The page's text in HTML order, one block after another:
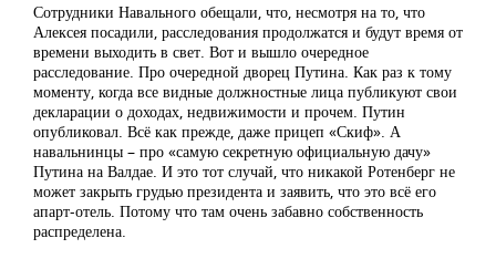
Сотрудники Навального обещали, что, несмотря на то, что
Алексея посадили, расследования продолжатся и будут время от
времени выходить в свет. Вот и вышло очередное
расследование. Про очередной дворец Путина. Как раз к тому
моменту, когда все видные должностные лица публикуют свои
декларации о доходах, недвижимости и прочем. Путин
опубликовал. Всё как прежде, даже прицеп «Скиф». А
навальнинцы – про «самую секретную официальную дачу»
Путина на Валдае. И это тот случай, что никакой Ротенберг не
может закрыть грудью президента и заявить, что это всё его
апарт-отель. Потому что там очень забавно собственность
распределена.